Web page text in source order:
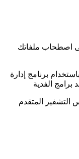
اصطحاب ملفاتك
برنامج إدارة
برامج الفدية
التشفير المتقدم